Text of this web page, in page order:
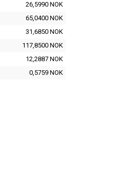
26,5990 NOK
65,0400 NOK
31,6850 NOK
117,8500 NOK
12,2887 NOK
0,5759 NOK